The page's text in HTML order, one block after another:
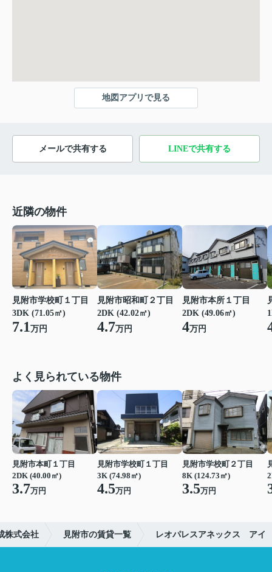
地図アプリで見る
メールで共有する LINEで共有する
近隣の物件
見附市学校町１丁目
3DK (71.05㎡)
7.1万円
見附市昭和町２丁目
2DK (42.02㎡)
4.7万円
見附市本所１丁目
2DK (49.06㎡)
4万円
よく見られている物件
見附市本町１丁目
2DK (40.00㎡)
3.7万円
見附市学校町１丁目
3K (74.98㎡)
4.5万円
見附市学校町２丁目
8K (124.73㎡)
3.5万円
株式会社 見附市の賃貸一覧 レオパレスアネックス アイ